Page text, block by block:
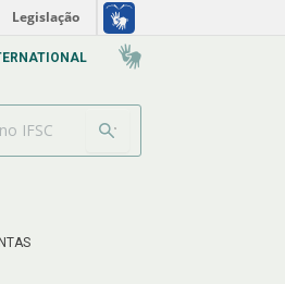
Legislação